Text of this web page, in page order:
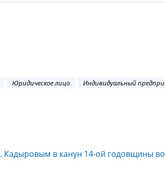
Юридическое лицо Индивидуальный
Кадыровым в канун 14-ой годовщины